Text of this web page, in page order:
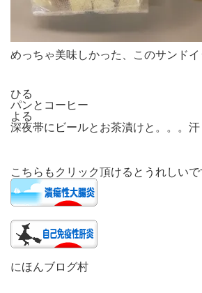
めっちゃ美味しかった、このサンドイ
ひる
パンとコーヒー
よる
深夜帯にビールとお茶漬けと。。。汗
こちらもクリック頂けるとうれしいで
にほんブログ村